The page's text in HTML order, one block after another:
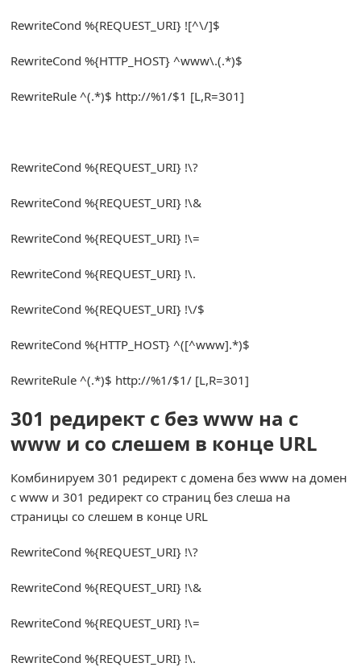
RewriteCond %{REQUEST_URI} ![^\/]$
RewriteCond %{HTTP_HOST} ^www\.(.*)$
RewriteRule ^(.*)$ http://%1/$1 [L,R=301]
RewriteCond %{REQUEST_URI} !\?
RewriteCond %{REQUEST_URI} !\&
RewriteCond %{REQUEST_URI} !\=
RewriteCond %{REQUEST_URI} !\.
RewriteCond %{REQUEST_URI} !\/$
RewriteCond %{HTTP_HOST} ^([^www].*)$
RewriteRule ^(.*)$ http://%1/$1/ [L,R=301]
301 редирект с без www на с
www и со слешем в конце URL
Комбинируем 301 редирект с домена без www на домен
с www и 301 редирект со страниц без слеша на
страницы со слешем в конце URL
RewriteCond %{REQUEST_URI} !\?
RewriteCond %{REQUEST_URI} !\&
RewriteCond %{REQUEST_URI} !\=
RewriteCond %{REQUEST_URI} !\.